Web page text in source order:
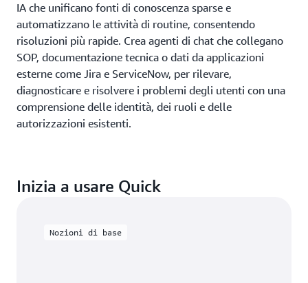
IA che unificano fonti di conoscenza sparse e
automatizzano le attività di routine, consentendo
risoluzioni più rapide. Crea agenti di chat che collegano
SOP, documentazione tecnica o dati da applicazioni
esterne come Jira e ServiceNow, per rilevare,
diagnosticare e risolvere i problemi degli utenti con una
comprensione delle identità, dei ruoli e delle
autorizzazioni esistenti.
Inizia a usare Quick
Nozioni di base